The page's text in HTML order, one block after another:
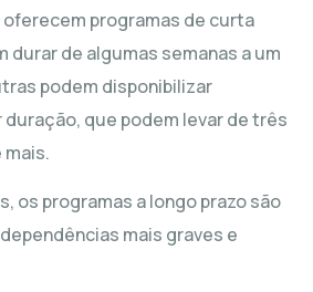
programas de curta
durar de algumas semanas a um
podem disponibilizar
duração, que podem levar de três
os programas a longo prazo são
mais graves e